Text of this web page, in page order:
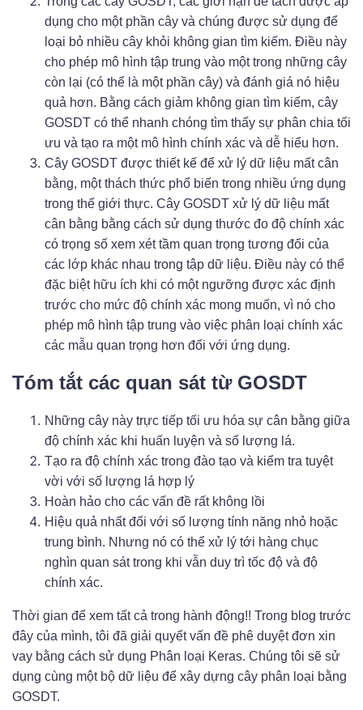
dụng cho một phần cây và chúng được sử dụng để
loại bỏ nhiều cây khỏi không gian tìm kiếm. Điều này
cho phép mô hình tập trung vào một trong những cây
còn lại (có thể là một phần cây) và đánh giá nó hiệu
quả hơn. Bằng cách giảm không gian tìm kiếm, cây
GOSDT có thể nhanh chóng tìm thấy sự phân chia tối
ưu và tạo ra một mô hình chính xác và dễ hiểu hơn.
Cây GOSDT được thiết kế để xử lý dữ liệu mất cân
bằng, một thách thức phổ biến trong nhiều ứng dụng
trong thế giới thực. Cây GOSDT xử lý dữ liệu mất
cân bằng bằng cách sử dụng thước đo độ chính xác
có trọng số xem xét tầm quan trọng tương đối của
các lớp khác nhau trong tập dữ liệu. Điều này có thể
đặc biệt hữu ích khi có một ngưỡng được xác định
trước cho mức độ chính xác mong muốn, vì nó cho
phép mô hình tập trung vào việc phân loại chính xác
các mẫu quan trọng hơn đối với ứng dụng.
Tóm tắt các quan sát từ GOSDT
Những cây này trực tiếp tối ưu hóa sự cân bằng giữa
độ chính xác khi huấn luyện và số lượng lá.
Tạo ra độ chính xác trong đào tạo và kiểm tra tuyệt
vời với số lượng lá hợp lý
Hoàn hảo cho các vấn đề rất không lồi
Hiệu quả nhất đối với số lượng tính năng nhỏ hoặc
trung bình. Nhưng nó có thể xử lý tới hàng chục
nghìn quan sát trong khi vẫn duy trì tốc độ và độ
chính xác.
Thời gian để xem tất cả trong hành động!! Trong blog trước
đây của mình, tôi đã giải quyết vấn đề phê duyệt đơn xin
vay bằng cách sử dụng Phân loại Keras. Chúng tôi sẽ sử
dụng cùng một bộ dữ liệu để xây dựng cây phân loại bằng
GOSDT.